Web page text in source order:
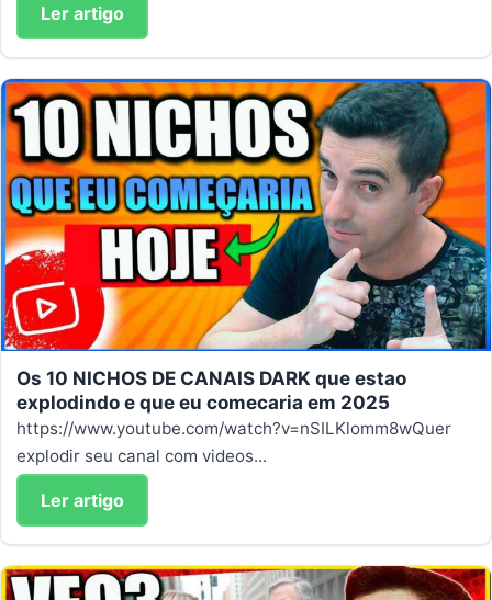
Ler artigo
Os 10 NICHOS DE CANAIS DARK que estao
explodindo e que eu comecaria em 2025
https://www.youtube.com/watch?v=nSILKlomm8wQuer
explodir seu canal com videos...
Ler artigo